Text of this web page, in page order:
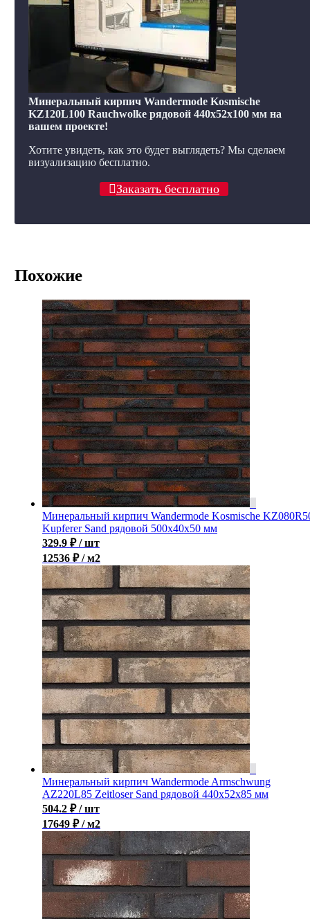
Минеральный кирпич Wandermode Kosmische
KZ120L100 Rauchwolke рядовой 440x52x100 мм на
вашем проекте!
Хотите увидеть, как это будет выглядеть? Мы сделаем
визуализацию бесплатно.
Заказать бесплатно
Похожие
Минеральный кирпич Wandermode Kosmische
Kupferer Sand рядовой 500x40x50 мм
329.9 ₽ / шт
12536 ₽ / м2
Минеральный кирпич Wandermode Armschwung
AZ220L85 Zeitloser Sand рядовой 440x52x85 мм
504.2 ₽ / шт
17649 ₽ / м2